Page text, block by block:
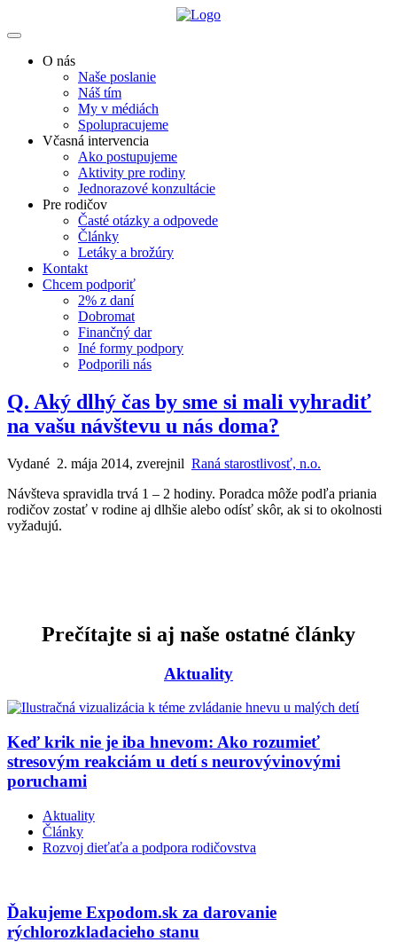
O nás
Naše poslanie
Náš tím
My v médiách
Spolupracujeme
Včasná intervencia
Ako postupujeme
Aktivity pre rodiny
Jednorazové konzultácie
Pre rodičov
Časté otázky a odpovede
Články
Letáky a brožúry
Kontakt
Chcem podporiť
2% z daní
Dobromat
Finančný dar
Iné formy podpory
Podporili nás
Q. Aký dlhý čas by sme si mali vyhradiť
na vašu návštevu u nás doma?
Vydané 2. mája 2014, zverejnil Raná starostlivosť, n.o.
Návšteva spravidla trvá 1 – 2 hodiny. Poradca môže podľa priania
rodičov zostať v rodine aj dlhšie alebo odísť skôr, ak si to okolnosti
vyžadujú.
Prečítajte si aj naše ostatné články
Aktuality
Keď krik nie je iba hnevom: Ako rozumieť
stresovým reakciám u detí s neurovývinovými
poruchami
Aktuality
Články
Rozvoj dieťaťa a podpora rodičovstva
Ďakujeme Expodom.sk za darovanie
rýchlorozkladacieho stanu